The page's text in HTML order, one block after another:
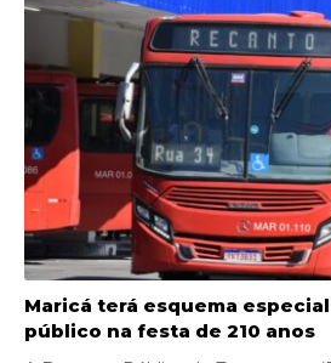
Maricá terá esquema
público na festa de 210 anos